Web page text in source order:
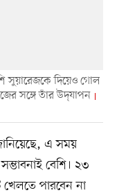
সুয়ারেজকে দিয়েও গোল
সঙ্গে তাঁর উদ্‌যাপন
এ সময়
বেশি। ২৩
খেলতে পারবেন না